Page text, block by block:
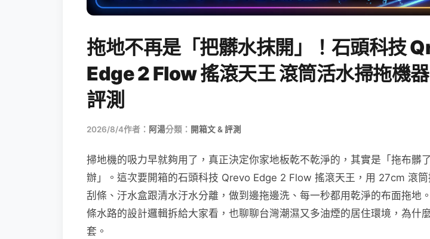
拖地不再是「把髒水抹開」！石頭科技
Edge 2 Flow 搖滾天王 滾筒活水掃拖機
評測
2026/8/4作者： 阿湯分類： 開箱文 & 評測
掃地機的吸力早就夠用了，真正決定你家地板乾不乾淨的，其實是「拖布髒
辦」。這次要開箱的石頭科技 Qrevo Edge 2 Flow 搖滾天王，用 27cm 滾
刮條、汙水盒跟清水汙水分離，做到邊拖邊洗、每一秒都用乾淨的布面拖地
條水路的設計邏輯拆給大家看，也聊聊台灣潮濕又多油煙的居住環境，為什
套。